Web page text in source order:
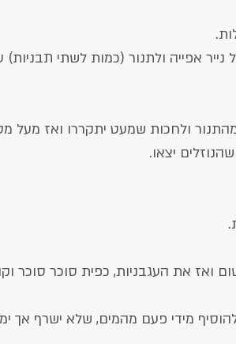
אפייה ולתנור (כמות לשתי
ולחכות שמעט יתקררו ואז מעל
יצאו.
ואז את העגבניות, כפית סוכר סוכר
מידי פעם מהמים, שלא ישרף אך